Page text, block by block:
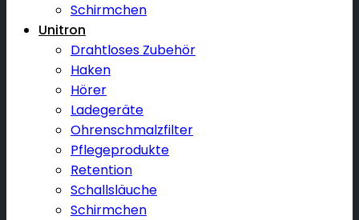
Schirmchen
Unitron
Drahtloses Zubehör
Haken
Hörer
Ladegeräte
Ohrenschmalzfilter
Pflegeprodukte
Retention
Schallsläuche
Schirmchen